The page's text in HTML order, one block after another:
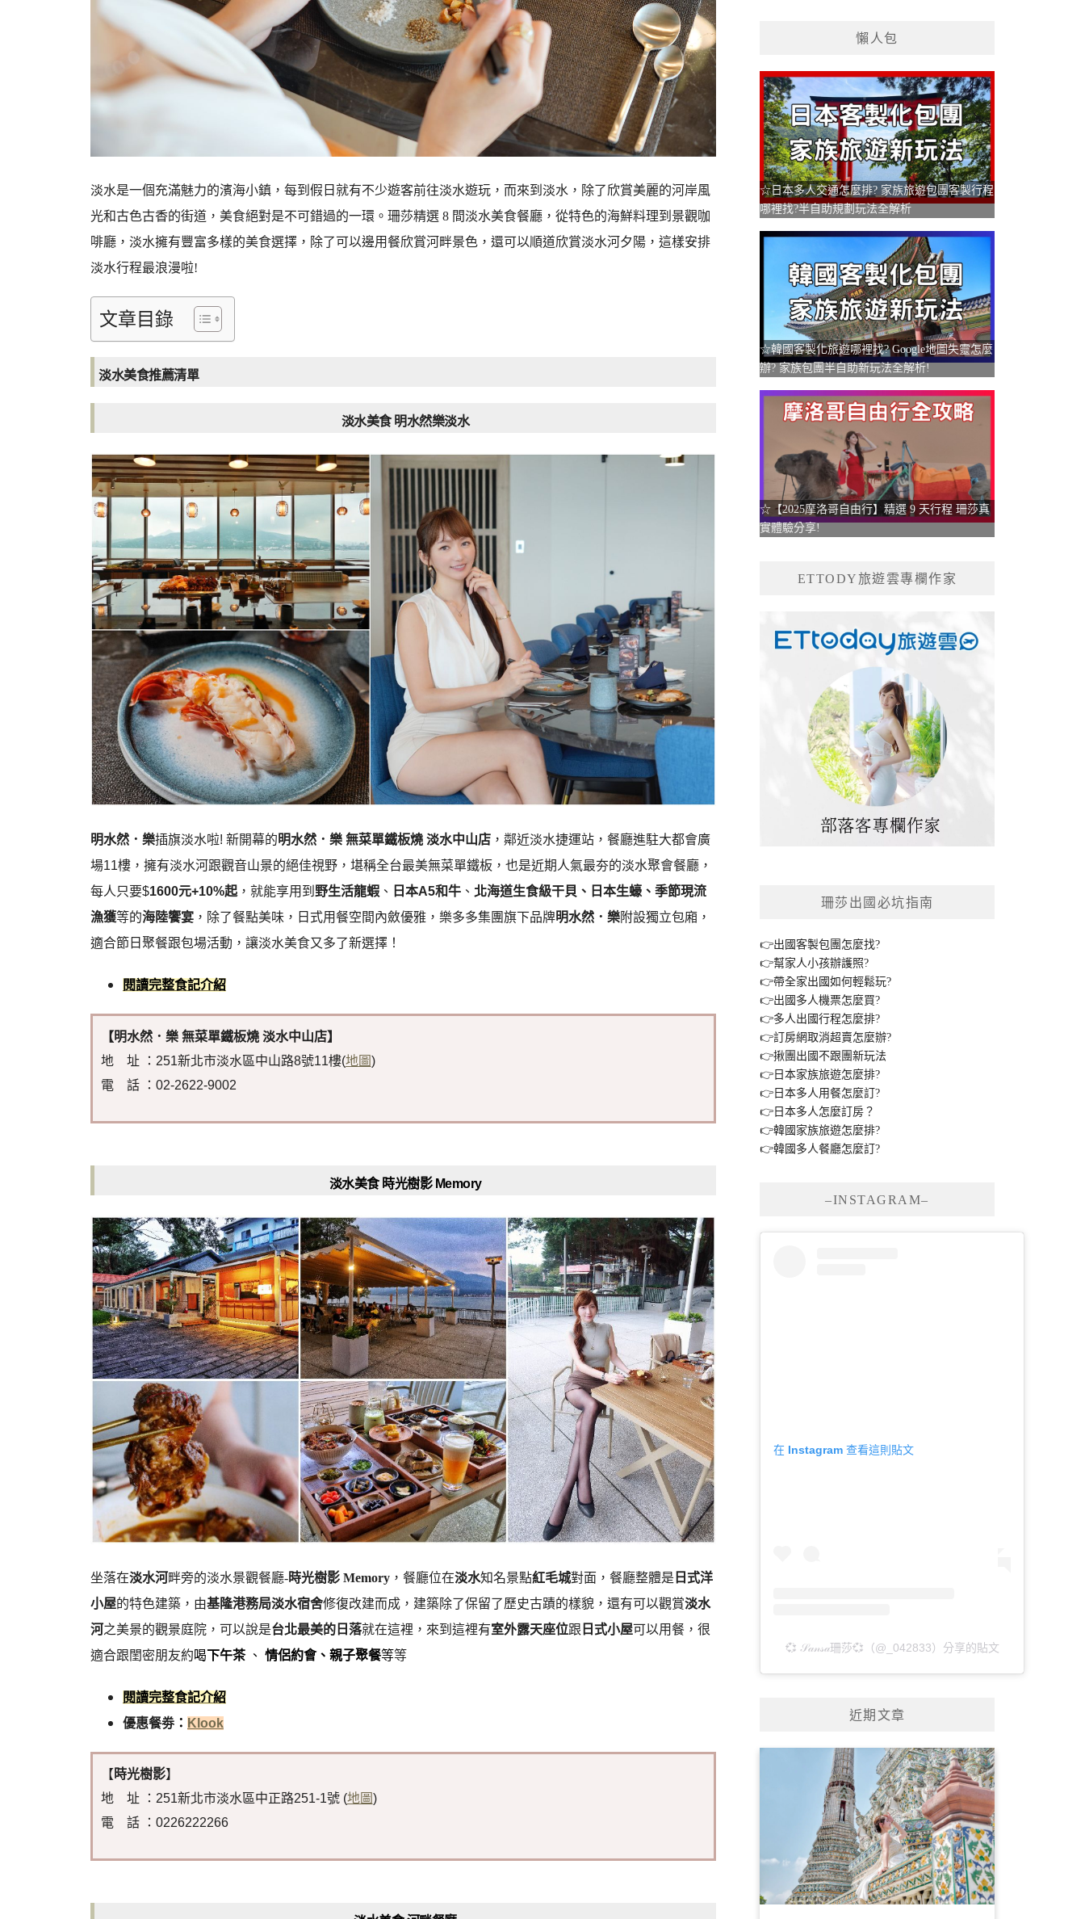
淡水是一個充滿魅力的濱海小鎮，每到假日就有不少遊客前往淡水遊玩，而來到淡水，除了欣賞美麗的河岸風
光和古色古香的街道，美食絕對是不可錯過的一環。珊莎精選 8 間淡水美食餐廳，從特色的海鮮料理到景觀咖
啡廳，淡水擁有豐富多樣的美食選擇，除了可以邊用餐欣賞河畔景色，還可以順道欣賞淡水河夕陽，這樣安排
淡水行程最浪漫啦!
文章目錄
淡水美食推薦清單
淡水美食 明水然樂淡水
明水然．樂插旗淡水啦! 新開幕的明水然．樂 無菜單鐵板燒 淡水中山店 ，鄰近淡水捷運站，餐廳進駐大都會廣
場11樓，擁有淡水河跟觀音山景的絕佳視野，堪稱全台最美無菜單鐵板，也是近期人氣最夯的淡水聚會餐廳，
每人只要$1600元+10%起 ，就能享用到 野生活龍蝦 、 日本A5和牛 、 北海道生食級干貝、日本生蠔、季節現流
漁獲等的海陸饗宴 ，除了餐點美味，日式用餐空間內斂優雅，樂多多集團旗下品牌明水然．樂附設獨立包廂，
適合節日聚餐跟包場活動，讓淡水美食又多了新選擇 ！
閱讀完整食記介紹
【明水然．樂 無菜單鐵板燒 淡水中山店】
地 址 ：251新北市淡水區中山路8號11樓(地圖)
電 話 ：02-2622-9002
淡水美食 時光樹影 Memory
坐落在淡水河畔旁的淡水景觀餐廳-時光樹影 Memory ，餐廳位在淡水知名景點紅毛城對面，餐廳整體是 日式洋
小屋的特色建築，由基隆港務局淡水宿舍修復改建而成，建築除了保留了歷史古蹟的樣貌，還有可以觀賞淡水
河之美景的觀景庭院，可以說是台北最美的日落就在這裡，來到這裡有室外露天座位跟 日式小屋可以用餐，很
適合跟閨密朋友約喝下午茶 、 情侶約會、 親子聚餐等等
閱讀完整食記介紹
優惠餐劵 ： Klook
【 時光樹影】
地 址 ：251新北市淡水區中正路251-1號 (地圖)
電 話 ：0226222266
懶人包
☆日本多人交通怎麼排? 家族旅遊包團客製行程
哪裡找?半自助規劃玩法全解析
☆韓國客製化旅遊哪裡找? Google地圖失靈怎麼
辦? 家族包團半自助新玩法全解析!
☆【2025摩洛哥自由行】精選 9 天行程 珊莎真
實體驗分享!
ETTODY旅遊雲專欄作家
珊莎出國必坑指南
👉出國客製包團怎麼找?
👉幫家人小孩辦護照?
👉帶全家出國如何輕鬆玩?
👉出國多人機票怎麼買?
👉多人出國行程怎麼排?
👉訂房網取消超賣怎麼辦?
👉揪團出國不跟團新玩法
👉日本家族旅遊怎麼排?
👉日本多人用餐怎麼訂?
👉日本多人怎麼訂房？
👉韓國家族旅遊怎麼排?
👉韓國多人餐廳怎麼訂?
–INSTAGRAM–
在 Instagram 查看這則貼文
💞 𝒮𝒶𝓃𝓈𝒶珊莎💞（@_042833）分享的貼文
近期文章